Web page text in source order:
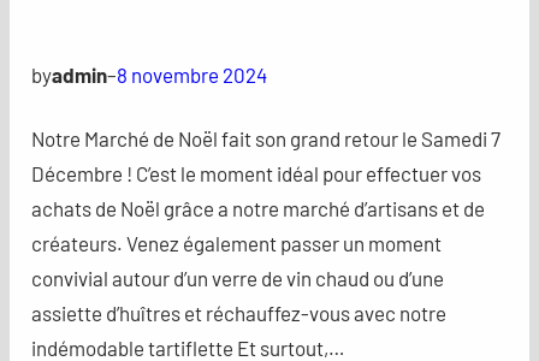
byadmin–8 novembre 2024
Notre Marché de Noël fait son grand retour le Samedi 7
Décembre ! C’est le moment idéal pour effectuer vos
achats de Noël grâce a notre marché d’artisans et de
créateurs. Venez également passer un moment
convivial autour d’un verre de vin chaud ou d’une
assiette d’huîtres et réchauffez-vous avec notre
indémodable tartiflette Et surtout,…